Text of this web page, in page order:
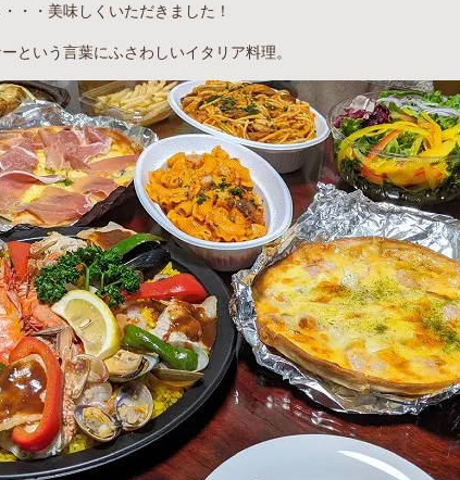
・・美味しくいただきました！
という言葉にふさわしいイタリア料理。